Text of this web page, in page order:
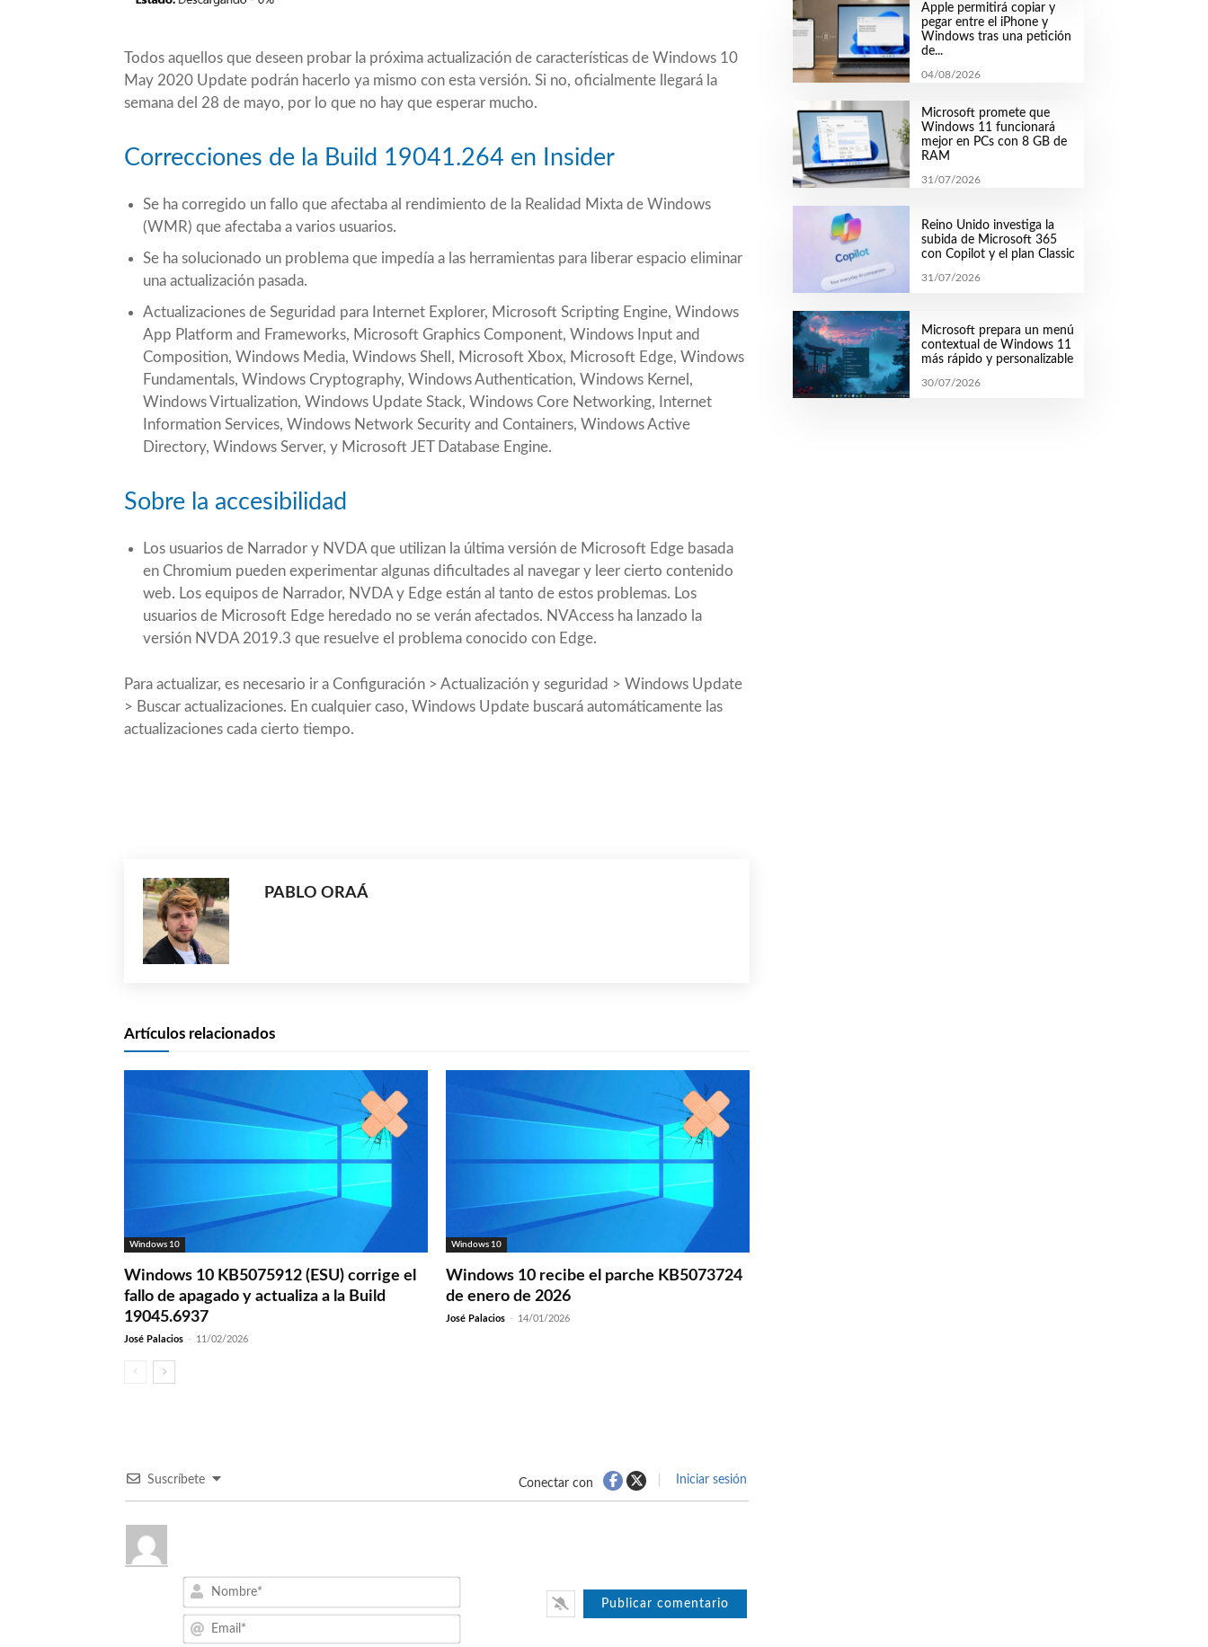
Todos aquellos que deseen probar la próxima actualización de características de Windows 10
May 2020 Update podrán hacerlo ya mismo con esta versión. Si no, oficialmente llegará la
semana del 28 de mayo, por lo que no hay que esperar mucho.
Correcciones de la Build 19041.264 en Insider
Se ha corregido un fallo que afectaba al rendimiento de la Realidad Mixta de Windows
(WMR) que afectaba a varios usuarios.
Se ha solucionado un problema que impedía a las herramientas para liberar espacio eliminar
una actualización pasada.
Actualizaciones de Seguridad para Internet Explorer, Microsoft Scripting Engine, Windows
App Platform and Frameworks, Microsoft Graphics Component, Windows Input and
Composition, Windows Media, Windows Shell, Microsoft Xbox, Microsoft Edge, Windows
Fundamentals, Windows Cryptography, Windows Authentication, Windows Kernel,
Windows Virtualization, Windows Update Stack, Windows Core Networking, Internet
Information Services, Windows Network Security and Containers, Windows Active
Directory, Windows Server, y Microsoft JET Database Engine.
Sobre la accesibilidad
Los usuarios de Narrador y NVDA que utilizan la última versión de Microsoft Edge basada
en Chromium pueden experimentar algunas dificultades al navegar y leer cierto contenido
web. Los equipos de Narrador, NVDA y Edge están al tanto de estos problemas. Los
usuarios de Microsoft Edge heredado no se verán afectados. NVAccess ha lanzado la
versión NVDA 2019.3 que resuelve el problema conocido con Edge.
Para actualizar, es necesario ir a Configuración > Actualización y seguridad > Windows Update
> Buscar actualizaciones. En cualquier caso, Windows Update buscará automáticamente las
actualizaciones cada cierto tiempo.
PABLO ORAÁ
Artículos relacionados
Windows 10
Windows 10 KB5075912 (ESU) corrige el
fallo de apagado y actualiza a la Build
19045.6937
José Palacios - 11/02/2026
Windows 10
Windows 10 recibe el parche KB5073724
de enero de 2026
José Palacios - 14/01/2026
Suscríbete Conectar con Iniciar sesión
Apple permitirá copiar y
pegar entre el iPhone y
Windows tras una petición
de...
04/08/2026
Microsoft promete que
Windows 11 funcionará
mejor en PCs con 8 GB de
RAM
31/07/2026
Reino Unido investiga la
subida de Microsoft 365
con Copilot y el plan Classic
31/07/2026
Microsoft prepara un menú
contextual de Windows 11
más rápido y personalizable
30/07/2026